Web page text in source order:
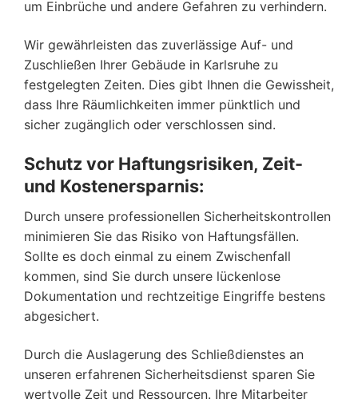
um Einbrüche und andere Gefahren zu verhindern.
Wir gewährleisten das zuverlässige Auf- und
Zuschließen Ihrer Gebäude in Karlsruhe zu
festgelegten Zeiten. Dies gibt Ihnen die Gewissheit,
dass Ihre Räumlichkeiten immer pünktlich und
sicher zugänglich oder verschlossen sind.
Schutz vor Haftungsrisiken, Zeit-
und Kostenersparnis:
Durch unsere professionellen Sicherheitskontrollen
minimieren Sie das Risiko von Haftungsfällen.
Sollte es doch einmal zu einem Zwischenfall
kommen, sind Sie durch unsere lückenlose
Dokumentation und rechtzeitige Eingriffe bestens
abgesichert.
Durch die Auslagerung des Schließdienstes an
unseren erfahrenen Sicherheitsdienst sparen Sie
wertvolle Zeit und Ressourcen. Ihre Mitarbeiter